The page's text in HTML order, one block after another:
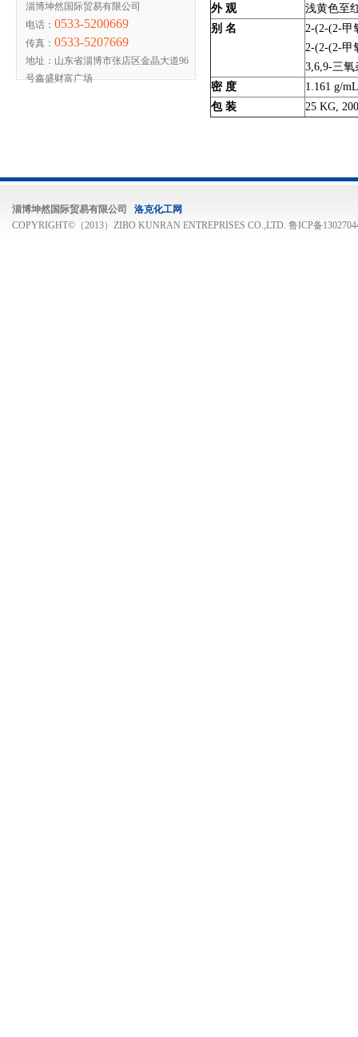
淄博坤然国际贸易有限公司
电话： 0533-5200669
传真： 0533-5207669
地址：山东省淄博市张店区金晶大道96
号鑫盛财富广场
外 观
浅黄色至
别 名
2-(2-(2-甲
2-(2-(2-甲
3,6,9-三氧
密 度
1.161 g/
包 装
25 KG,
淄博坤然国际贸易有限公司
洛克化工网
COPYRIGHT©（2013）ZIBO KUNRAN ENTREPRISES CO.,LTD. 鲁ICP备